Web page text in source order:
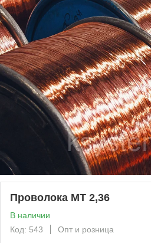
Проволока МТ 2,36
В наличии
Код: 543
Опт и розница